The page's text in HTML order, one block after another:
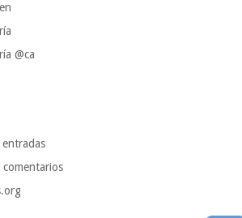
@ca
entradas
comentarios